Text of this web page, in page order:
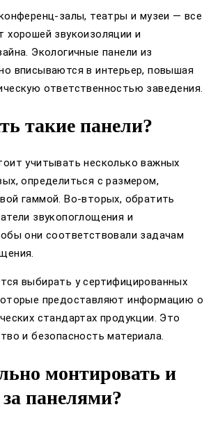
залы, театры и музеи — все
хорошей звукоизоляции и
Экологичные панели из
вписываются в интерьер, повышая
ответственностью заведения.
такие панели?
учитывать несколько важных
определиться с размером,
гаммой. Во-вторых, обратить
звукопоглощения и
они соответствовали задачам
выбирать у сертифицированных
предоставляют информацию о
стандартах продукции. Это
и безопасность материала.
монтировать и
панелями?